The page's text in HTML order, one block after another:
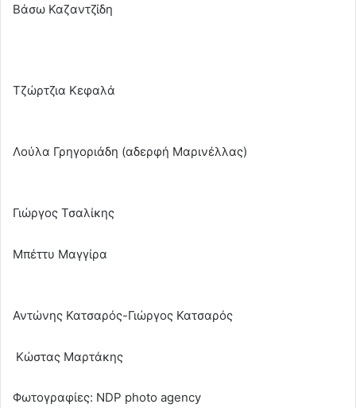
Βάσω Καζαντζίδη
Τζώρτζια Κεφαλά
Λούλα Γρηγοριάδη (αδερφή Μαρινέλλας)
Γιώργος Τσαλίκης
Μπέττυ Μαγγίρα
Αντώνης Κατσαρός-Γιώργος Κατσαρός
Κώστας Μαρτάκης
Φωτογραφίες: NDP photo agency